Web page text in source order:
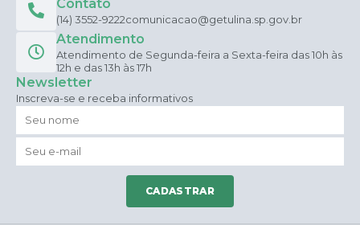
Contato
(14) 3552-9222comunicacao@getulina.sp.gov.br
Atendimento
Atendimento de Segunda-feira a Sexta-feira das 10h às
12h e das 13h às 17h
Newsletter
Inscreva-se e receba informativos
CADASTRAR